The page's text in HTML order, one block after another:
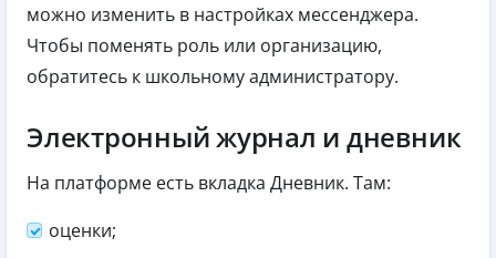
можно изменить в настройках мессенджера.
Чтобы поменять роль или организацию,
обратитесь к школьному администратору.
Электронный журнал и дневник
На платформе есть вкладка Дневник. Там:
оценки;